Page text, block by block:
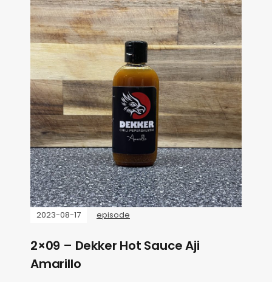
2023-08-17 episode
2×09 – Dekker Hot Sauce Aji
Amarillo